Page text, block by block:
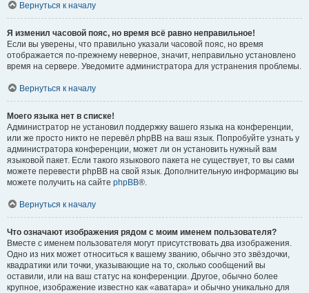
Вернуться к началу
Я изменил часовой пояс, но время всё равно неправильное!
Если вы уверены, что правильно указали часовой пояс, но время
отображается по-прежнему неверное, значит, неправильно установлено
время на сервере. Уведомите администратора для устранения проблемы.
Вернуться к началу
Моего языка нет в списке!
Администратор не установил поддержку вашего языка на конференции,
или же просто никто не перевёл phpBB на ваш язык. Попробуйте узнать у
администратора конференции, может ли он установить нужный вам
языковой пакет. Если такого языкового пакета не существует, то вы сами
можете перевести phpBB на свой язык. Дополнительную информацию вы
можете получить на сайте phpBB®.
Вернуться к началу
Что означают изображения рядом с моим именем пользователя?
Вместе с именем пользователя могут присутствовать два изображения.
Одно из них может относиться к вашему званию, обычно это звёздочки,
квадратики или точки, указывающие на то, сколько сообщений вы
оставили, или на ваш статус на конференции. Другое, обычно более
крупное, изображение известно как «аватара» и обычно уникально для